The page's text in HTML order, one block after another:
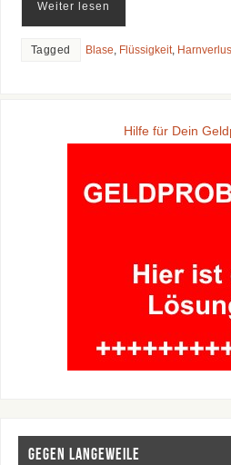
Weiter lesen
Tagged Blase, Flüssigkeit,
Hilfe für Dein
Gegen Langeweile